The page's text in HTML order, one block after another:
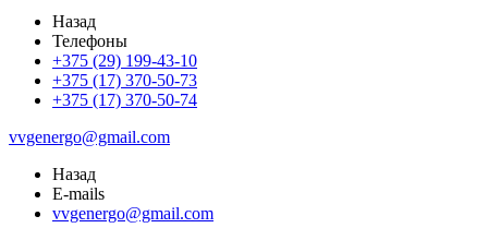
Назад
Телефоны
+375 (29) 199-43-10
+375 (17) 370-50-73
+375 (17) 370-50-74
vvgenergo@gmail.com
Назад
E-mails
vvgenergo@gmail.com